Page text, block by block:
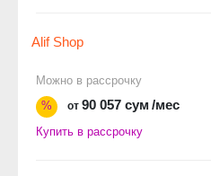
Alif Shop
Можно в рассрочку
%
от 90 057 сум /мес
Купить в рассрочку